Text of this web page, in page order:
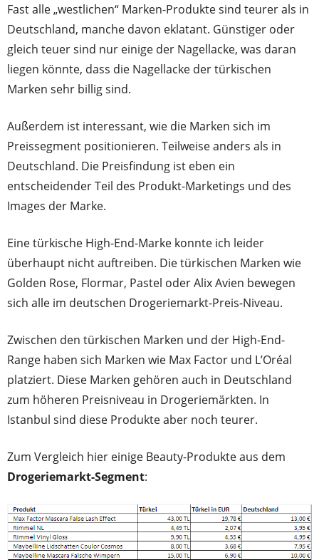
Fast alle „westlichen“ Marken-Produkte sind teurer als in
Deutschland, manche davon eklatant. Günstiger oder
gleich teuer sind nur einige der Nagellacke, was daran
liegen könnte, dass die Nagellacke der türkischen
Marken sehr billig sind.
Außerdem ist interessant, wie die Marken sich im
Preissegment positionieren. Teilweise anders als in
Deutschland. Die Preisfindung ist eben ein
entscheidender Teil des Produkt-Marketings und des
Images der Marke.
Eine türkische High-End-Marke konnte ich leider
überhaupt nicht auftreiben. Die türkischen Marken wie
Golden Rose, Flormar, Pastel oder Alix Avien bewegen
sich alle im deutschen Drogeriemarkt-Preis-Niveau.
Zwischen den türkischen Marken und der High-End-
Range haben sich Marken wie Max Factor und L’Oréal
platziert. Diese Marken gehören auch in Deutschland
zum höheren Preisniveau in Drogeriemärkten. In
Istanbul sind diese Produkte aber noch teurer.
Zum Vergleich hier einige Beauty-Produkte aus dem
Drogeriemarkt-Segment: